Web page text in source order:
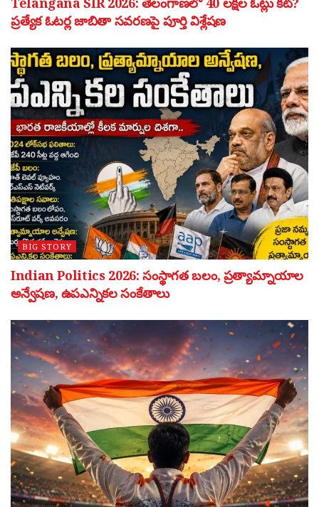
ప్రత్యేక ఓటర్ల జాబితా సవరణపై పూర్తి విశ్లేషణ
BIG STORY
Indian Politics 2026: సంస్థాగత బలం, ప్రత్యామ్నాయాల
అన్వేషణ, ఉపఎన్నికల సంకేతాలు